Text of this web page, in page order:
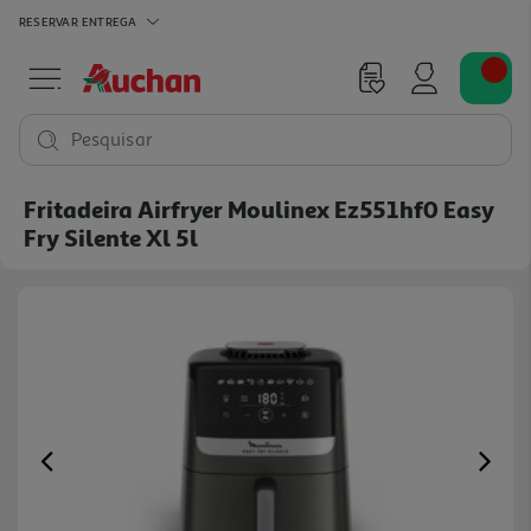
RESERVAR ENTREGA
Pesquisar
Fritadeira Airfryer Moulinex Ez551hf0 Easy
Fry Silente Xl 5l
Previous